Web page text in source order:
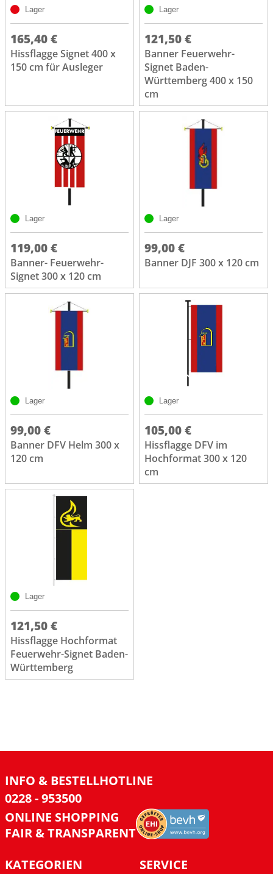
Lager
165,40 €
Hissflagge Signet 400 x
150 cm für Ausleger
Lager
121,50 €
Banner Feuerwehr-
Signet Baden-
Württemberg 400 x 150
cm
Lager
119,00 €
Banner- Feuerwehr-
Signet 300 x 120 cm
Lager
99,00 €
Banner DJF 300 x 120 cm
Lager
99,00 €
Banner DFV Helm 300 x
120 cm
Lager
105,00 €
Hissflagge DFV im
Hochformat 300 x 120
cm
Lager
121,50 €
Hissflagge Hochformat
Feuerwehr-Signet Baden-
Württemberg
INFO & BESTELLHOTLINE
0228 - 953500
ONLINE SHOPPING
FAIR & TRANSPARENT
KATEGORIEN
SERVICE